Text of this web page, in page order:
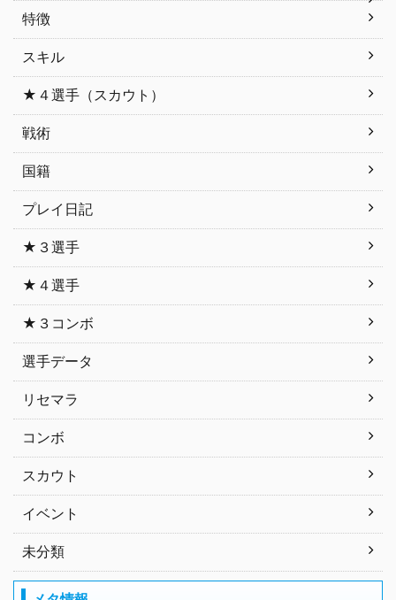
特徴
スキル
★４選手（スカウト）
戦術
国籍
プレイ日記
★３選手
★４選手
★３コンボ
選手データ
リセマラ
コンボ
スカウト
イベント
未分類